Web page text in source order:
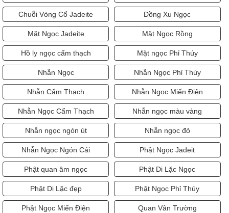
Chuỗi Vòng Cổ Jadeite Đồng Xu Ngọc
Mặt Ngọc Jadeite Mặt Ngọc Rồng
Hồ ly ngọc cẩm thạch Mặt ngọc Phỉ Thúy
Nhẫn Ngọc Nhẫn Ngọc Phỉ Thúy
Nhẫn Cẩm Thạch Nhẫn Ngọc Miến Điện
Nhẫn Ngọc Cẩm Thạch Nhẫn ngọc màu vàng
Nhẫn ngọc ngón út Nhẫn ngọc đỏ
Nhẫn Ngọc Ngón Cái Phật Ngọc Jadeit
Phật quan âm ngọc Phật Di Lặc Ngọc
Phật Di Lặc đẹp Phật Ngọc Phỉ Thúy
Phật Ngọc Miến Điện Quan Vân Trường